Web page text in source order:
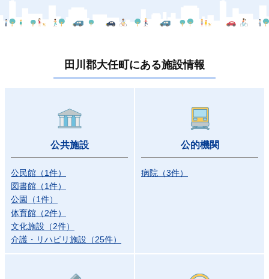
田川郡大任町にある施設情報
公共施設
公民館 （1件）
図書館 （1件）
公園
（1件）
体育館 （2件）
文化施設 （2件）
介護・リハビリ施設 （25件）
公的機関
病院 （3件）